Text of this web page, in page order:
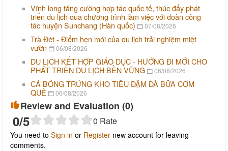
Vĩnh long tăng cường hợp tác quốc tế, thúc đẩy phát
triển du lịch qua chương trình làm việc với đoàn công
tác huyện Sunchang (Hàn quốc)
07/08/2026
Trà Đét - Điểm hẹn mới của du lịch trải nghiệm miệt
vườn
06/08/2026
DU LỊCH KẾT HỢP GIÁO DỤC - HƯỚNG ĐI MỚI CHO
PHÁT TRIỂN DU LỊCH BỀN VỮNG
06/08/2026
CÁ BÓNG TRỨNG KHO TIÊU ĐẬM ĐÀ BỮA CƠM
QUÊ
06/08/2026
Review and Evaluation (0)
0/5 0 Rate
You need to Sign in or Register new account for leaving
comments.